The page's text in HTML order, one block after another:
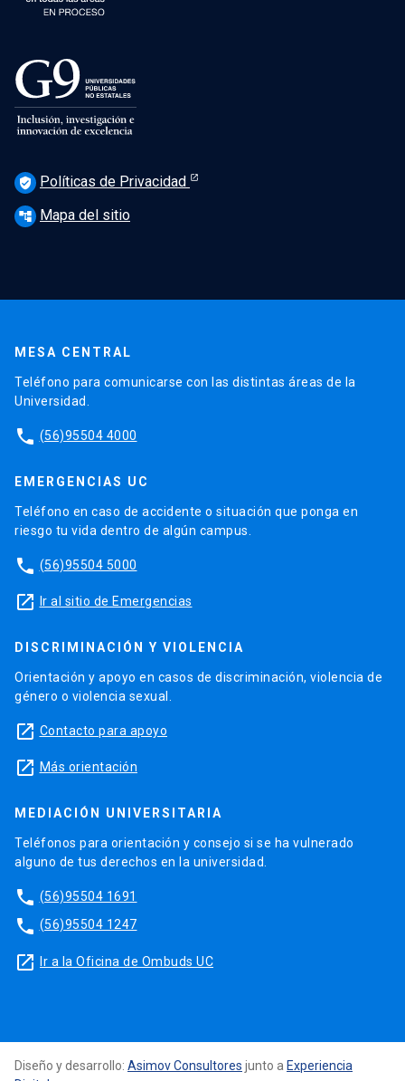
verified_user Políticas de Privacidad
account_tree Mapa del sitio
MESA CENTRAL
Teléfono para comunicarse con las distintas áreas de la
Universidad.
phone (56)95504 4000
EMERGENCIAS UC
Teléfono en caso de accidente o situación que ponga en
riesgo tu vida dentro de algún campus.
phone (56)95504 5000
launch Ir al sitio de Emergencias
DISCRIMINACIÓN Y VIOLENCIA
Orientación y apoyo en casos de discriminación, violencia de
género o violencia sexual.
launch Contacto para apoyo
launch Más orientación
MEDIACIÓN UNIVERSITARIA
Teléfonos para orientación y consejo si se ha vulnerado
alguno de tus derechos en la universidad.
phone (56)95504 1691
phone (56)95504 1247
launch Ir a la Oficina de Ombuds UC
Diseño y desarrollo: Asimov Consultores junto a Experiencia